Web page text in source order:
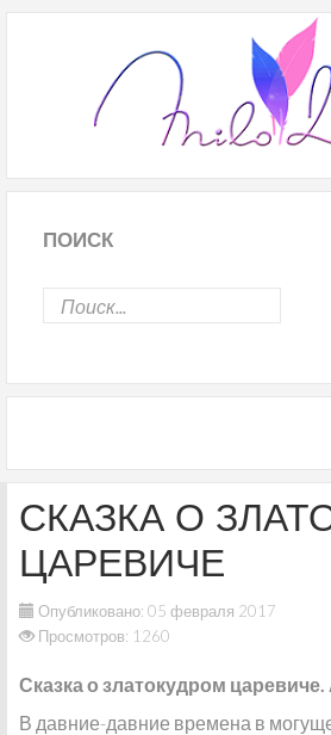
ПОИСК
СКАЗКА О
ЦАРЕВИЧЕ
Опубликовано: 05 февраля 2017
Просмотров: 1260
Сказка о златокудром
В давние-давние времена в